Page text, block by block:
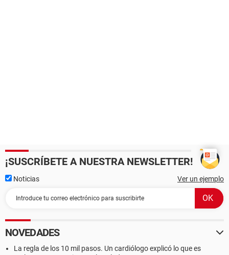
¡SUSCRÍBETE A NUESTRA NEWSLETTER!
Noticias Ver un ejemplo
NOVEDADES
La regla de los 10 mil pasos. Un cardiólogo explicó lo que es